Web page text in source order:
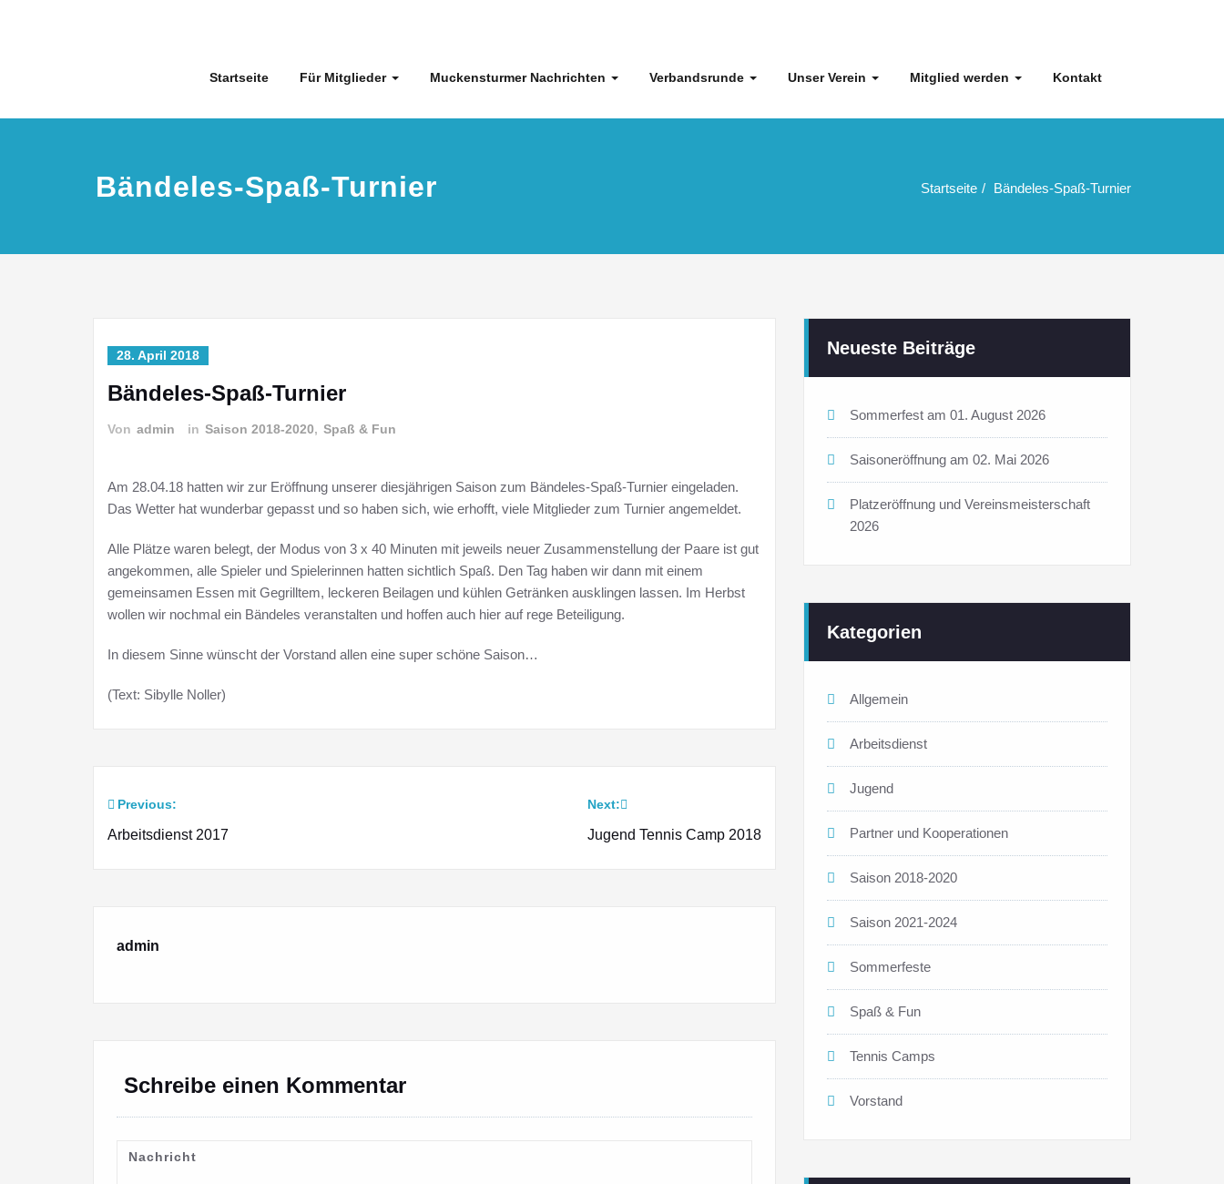
Startseite Für Mitglieder Muckensturmer Nachrichten Verbandsrunde Unser Verein Mitglied werden Kontakt
Bändeles-Spaß-Turnier Startseite Bändeles-Spaß-Turnier
28. April 2018
Bändeles-Spaß-Turnier
Von admin in Saison 2018-2020, Spaß & Fun
Am 28.04.18 hatten wir zur Eröffnung unserer diesjährigen Saison zum Bändeles-Spaß-Turnier eingeladen.
Das Wetter hat wunderbar gepasst und so haben sich, wie erhofft, viele Mitglieder zum Turnier angemeldet.
Alle Plätze waren belegt, der Modus von 3 x 40 Minuten mit jeweils neuer Zusammenstellung der Paare ist gut
angekommen, alle Spieler und Spielerinnen hatten sichtlich Spaß. Den Tag haben wir dann mit einem
gemeinsamen Essen mit Gegrilltem, leckeren Beilagen und kühlen Getränken ausklingen lassen. Im Herbst
wollen wir nochmal ein Bändeles veranstalten und hoffen auch hier auf rege Beteiligung.
In diesem Sinne wünscht der Vorstand allen eine super schöne Saison…
(Text: Sibylle Noller)
Beitragsnavigation
Previous:
Arbeitsdienst 2017
Next:
Jugend Tennis Camp 2018
admin
Schreibe einen Kommentar
Neueste Beiträge
Sommerfest am 01. August 2026
Saisoneröffnung am 02. Mai 2026
Platzeröffnung und Vereinsmeisterschaft
2026
Kategorien
Allgemein
Arbeitsdienst
Jugend
Partner und Kooperationen
Saison 2018-2020
Saison 2021-2024
Sommerfeste
Spaß & Fun
Tennis Camps
Vorstand